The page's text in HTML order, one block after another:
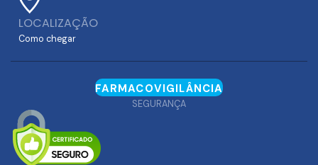
LOCALIZAÇÃO
Como chegar
FARMACOVIGILÂNCIA
SEGURANÇA